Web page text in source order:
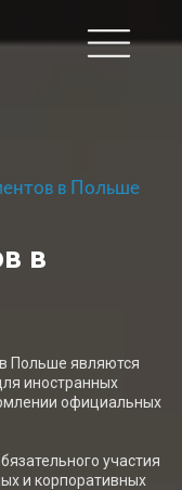
в Польше
в
Польше являются
иностранных
официальных
участия
и корпоративных